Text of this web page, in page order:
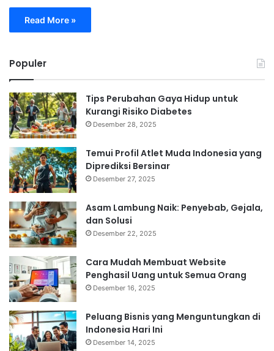
Read More »
Populer
Tips Perubahan Gaya Hidup untuk
Kurangi Risiko Diabetes
Desember 28, 2025
Temui Profil Atlet Muda Indonesia yang
Diprediksi Bersinar
Desember 27, 2025
Asam Lambung Naik: Penyebab, Gejala,
dan Solusi
Desember 22, 2025
Cara Mudah Membuat Website
Penghasil Uang untuk Semua Orang
Desember 16, 2025
Peluang Bisnis yang Menguntungkan di
Indonesia Hari Ini
Desember 14, 2025